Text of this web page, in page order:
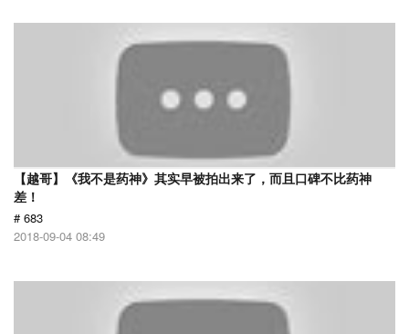
【越哥】《我不是药神》其实早被拍出来了，而且口碑不比药神
差！
# 683
2018-09-04 08:49